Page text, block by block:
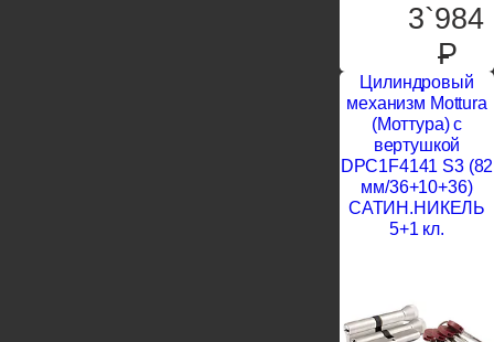
3`984
P
Цилиндровый
механизм Mottura
(Моттура) с
вертушкой
DPC1F4141 S3 (82
мм/36+10+36)
САТИН.НИКЕЛЬ
5+1 кл.